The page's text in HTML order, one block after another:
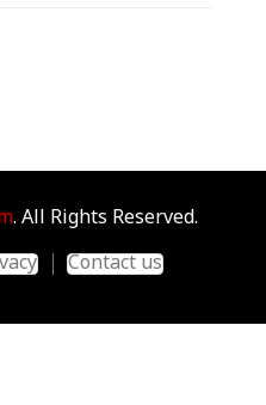
. All Rights Reserved.
Contact us